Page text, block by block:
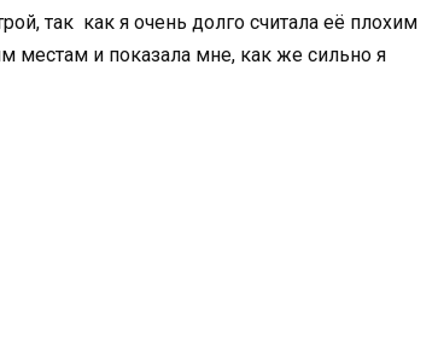
так как я очень долго считала её плохим
местам и показала мне, как же сильно я